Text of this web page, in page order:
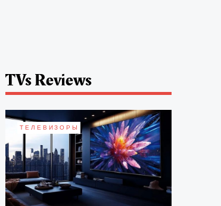
TVs Reviews
ТЕЛЕВИЗОРЫ